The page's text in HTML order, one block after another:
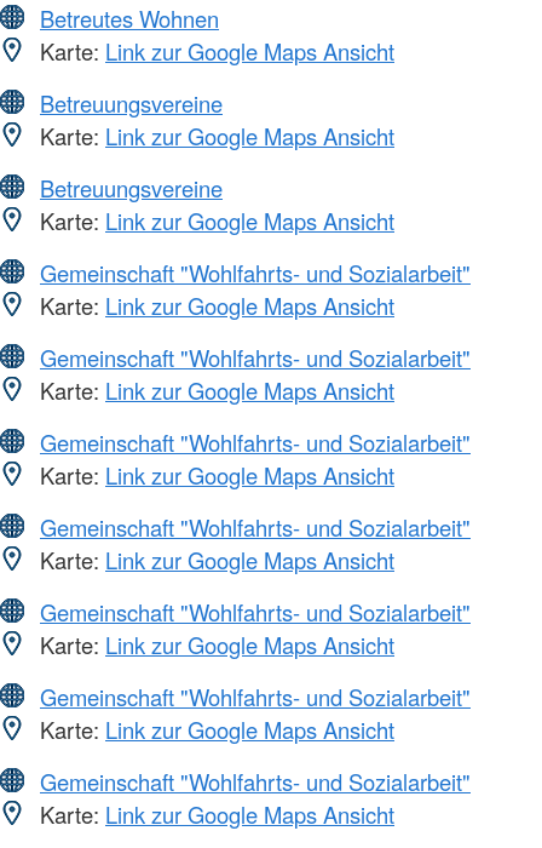
Betreutes Wohnen
Karte: Link zur Google Maps Ansicht
Betreuungsvereine
Karte: Link zur Google Maps Ansicht
Betreuungsvereine
Karte: Link zur Google Maps Ansicht
Gemeinschaft "Wohlfahrts- und Sozialarbeit"
Karte: Link zur Google Maps Ansicht
Gemeinschaft "Wohlfahrts- und Sozialarbeit"
Karte: Link zur Google Maps Ansicht
Gemeinschaft "Wohlfahrts- und Sozialarbeit"
Karte: Link zur Google Maps Ansicht
Gemeinschaft "Wohlfahrts- und Sozialarbeit"
Karte: Link zur Google Maps Ansicht
Gemeinschaft "Wohlfahrts- und Sozialarbeit"
Karte: Link zur Google Maps Ansicht
Gemeinschaft "Wohlfahrts- und Sozialarbeit"
Karte: Link zur Google Maps Ansicht
Gemeinschaft "Wohlfahrts- und Sozialarbeit"
Karte: Link zur Google Maps Ansicht